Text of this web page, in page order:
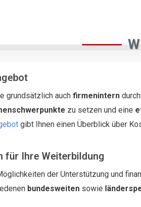
grundsätzlich auch firmenintern
zu setzen und eine
gibt Ihnen einen Überblick über
für Ihre Weiterbildung
der Unterstützung und
bundesweiten sowie